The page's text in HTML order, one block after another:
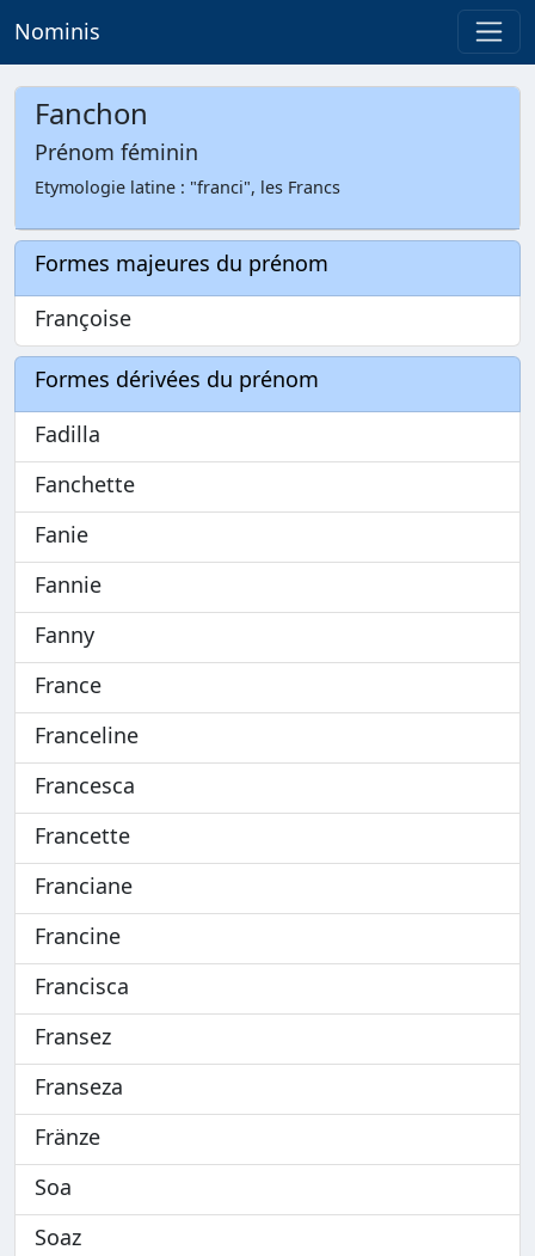
Nominis
Fanchon
Prénom féminin
Etymologie latine : "franci", les Francs
Formes majeures du prénom
Françoise
Formes dérivées du prénom
Fadilla
Fanchette
Fanie
Fannie
Fanny
France
Franceline
Francesca
Francette
Franciane
Francine
Francisca
Fransez
Franseza
Fränze
Soa
Soaz